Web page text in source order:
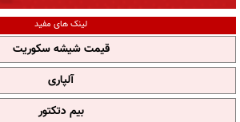
لینک های مفید
قیمت شیشه سکوریت
آلپاری
بیم دتکتور